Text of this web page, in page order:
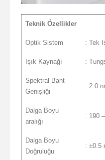
Teknik Özellikler
Optik Sistem : Tek
Işık Kaynağı :
Spektral Bant
Genişliği
: 2.0
Dalga Boyu
aralığı
: 190
Dalga Boyu
Doğruluğu
: ±0.5